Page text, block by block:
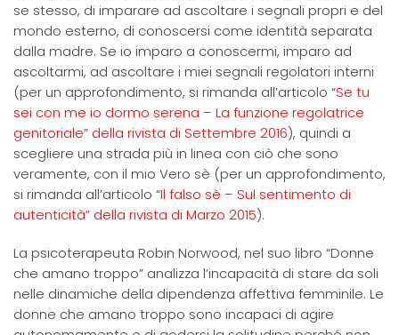
se stesso, di imparare ad ascoltare i segnali propri e del
mondo esterno, di conoscersi come identità separata
dalla madre. Se io imparo a conoscermi, imparo ad
ascoltarmi, ad ascoltare i miei segnali regolatori interni
(per un approfondimento, si rimanda all’articolo “Se tu
sei con me io dormo serena – La funzione regolatrice
genitoriale” della rivista di Settembre 2016), quindi a
scegliere una strada più in linea con ciò che sono
veramente, con il mio Vero sè (per un approfondimento,
si rimanda all’articolo “Il falso sè – Sul sentimento di
autenticità” della rivista di Marzo 2015).
La psicoterapeuta Robin Norwood, nel suo libro “Donne
che amano troppo” analizza l’incapacità di stare da soli
nelle dinamiche della dipendenza affettiva femminile. Le
donne che amano troppo sono incapaci di agire